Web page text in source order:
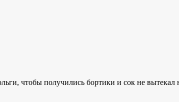
чтобы получились бортики и сок не